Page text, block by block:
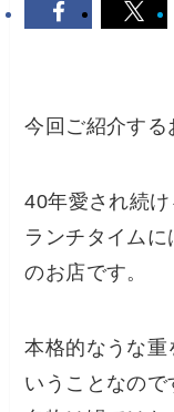
今回ご紹介する
40年愛され続け
ランチタイム
のお店です。
本格的なうな重
いうことなの